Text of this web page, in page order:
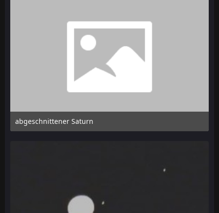
abgeschnittener Saturn
21. Mai 2012 um 18:34